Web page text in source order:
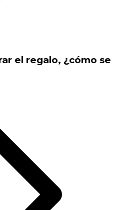
el regalo, ¿cómo se